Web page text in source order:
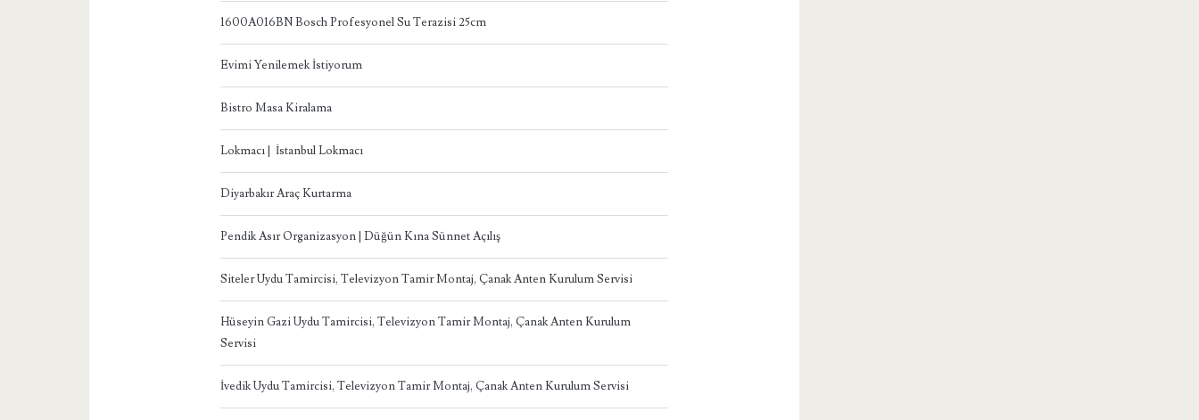
1600A016BN Bosch Profesyonel Su Terazisi 25cm
Evimi Yenilemek İstiyorum
Bistro Masa Kiralama
Lokmacı | İstanbul Lokmacı
Diyarbakır Araç Kurtarma
Pendik Asır Organizasyon | Düğün Kına Sünnet Açılış
Siteler Uydu Tamircisi, Televizyon Tamir Montaj, Çanak Anten Kurulum Servisi
Hüseyin Gazi Uydu Tamircisi, Televizyon Tamir Montaj, Çanak Anten Kurulum
Servisi
İvedik Uydu Tamircisi, Televizyon Tamir Montaj, Çanak Anten Kurulum Servisi